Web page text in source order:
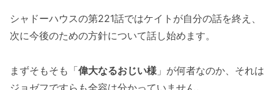
シャドーハウスの第221話ではケイトが自分の話を終え、
次に今後のための方針について話し始めます。
まずそもそも「偉大なるおじい様 」が何者なのか、それは